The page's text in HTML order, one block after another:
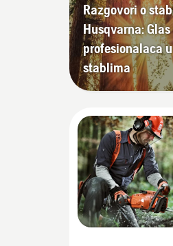
Razgovori o
Husqvarna:
profesionalaca
stablima